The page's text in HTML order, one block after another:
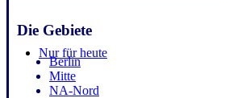
Nur für heute
Die Gebiete
Berlin
Mitte
NA-Nord